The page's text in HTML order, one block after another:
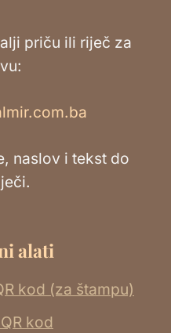
priču ili riječ za
naslov i tekst do
alati
kod (za štampu)
kod